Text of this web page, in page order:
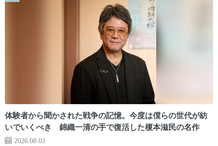
体験者から聞かされた戦争の記憶。今度は僕らの世代が紡
いでいくべき 錦織一清の手で復活した榎本滋民の名作
2026.08.03